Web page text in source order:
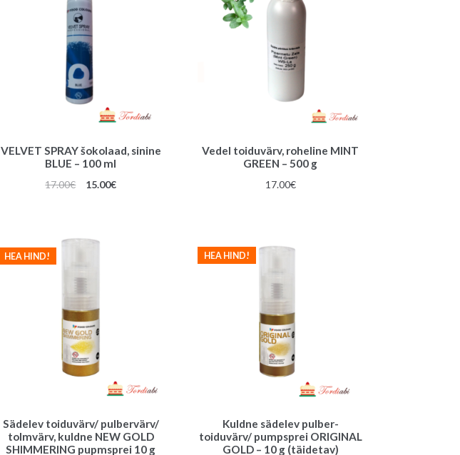
VELVET SPRAY šokolaad, sinine
BLUE – 100 ml
17.00€
Algne
15.00€Praegune
Vedel toiduvärv, roheline MINT
GREEN – 500 g
17.00€
Sädelev toiduvärv/ pulbervärv/
tolmvärv, kuldne NEW GOLD
SHIMMERING pupmsprei 10 g
HEA HIND!
Kuldne sädelev pulber-
toiduvärv/ pumpsprei ORIGINAL
GOLD – 10 g (täidetav)
HEA HIND!